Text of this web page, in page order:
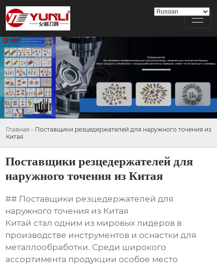
Главная - Поставщики резцедержателей для наружного точения из
Китая
Поставщики резцедержателей для
наружного точения из Китая
## Поставщики резцедержателей для
наружного точения из Китая
Китай стал одним из мировых лидеров в
производстве инструментов и оснастки для
металлообработки. Среди широкого
ассортимента продукции особое место